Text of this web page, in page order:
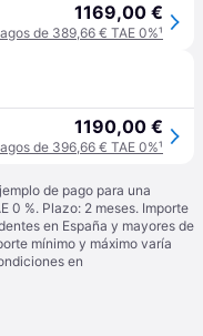
1169,00 €
de 389,66 € TAE 0%¹
1190,00 €
de 396,66 € TAE 0%¹
de pago para una
0 %. Plazo: 2 meses. Importe
en España y mayores de
mínimo y máximo varía
en